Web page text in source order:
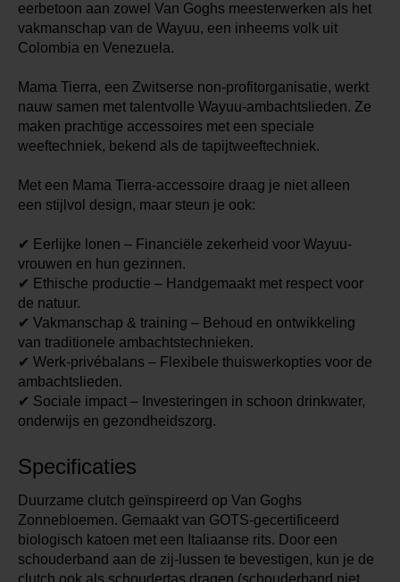
eerbetoon aan zowel Van Goghs meesterwerken als het
vakmanschap van de Wayuu, een inheems volk uit
Colombia en Venezuela.
Mama Tierra, een Zwitserse non-profitorganisatie, werkt
nauw samen met talentvolle Wayuu-ambachtslieden. Ze
maken prachtige accessoires met een speciale
weeftechniek, bekend als de tapijtweeftechniek.
Met een Mama Tierra-accessoire draag je niet alleen
een stijlvol design, maar steun je ook:
✔ Eerlijke lonen – Financiële zekerheid voor Wayuu-
vrouwen en hun gezinnen.
✔ Ethische productie – Handgemaakt met respect voor
de natuur.
✔ Vakmanschap & training – Behoud en ontwikkeling
van traditionele ambachtstechnieken.
✔ Werk-privébalans – Flexibele thuiswerkopties voor de
ambachtslieden.
✔ Sociale impact – Investeringen in schoon drinkwater,
onderwijs en gezondheidszorg.
Specificaties
Duurzame clutch geïnspireerd op Van Goghs
Zonnebloemen. Gemaakt van GOTS-gecertificeerd
biologisch katoen met een Italiaanse rits. Door een
schouderband aan de zij-lussen te bevestigen, kun je de